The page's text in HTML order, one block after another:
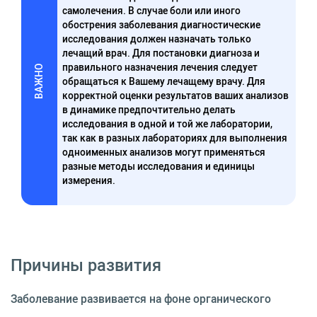
ВАЖНО
самолечения. В случае боли или иного
обострения заболевания диагностические
исследования должен назначать только
лечащий врач. Для постановки диагноза и
правильного назначения лечения следует
обращаться к Вашему лечащему врачу. Для
корректной оценки результатов ваших анализов
в динамике предпочтительно делать
исследования в одной и той же лаборатории,
так как в разных лабораториях для выполнения
одноименных анализов могут применяться
разные методы исследования и единицы
измерения.
Причины развития
Заболевание развивается на фоне органического